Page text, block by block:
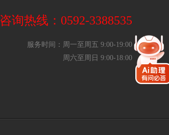
咨询热线：0592-3388535
服务时间：周一至周五 9:00-19:00
周六至周日 9:00-18:00